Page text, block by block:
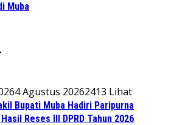
Muba
4 Agustus 20262413 Lihat
Bupati Muba Hadiri Paripurna
Reses III DPRD Tahun 2026